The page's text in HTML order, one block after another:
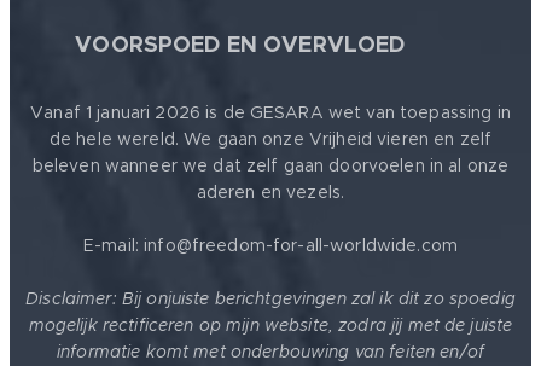
VOORSPOED EN OVERVLOED
Vanaf 1 januari 2026 is de GESARA wet van toepassing in
de hele wereld. We gaan onze Vrijheid vieren en zelf
beleven wanneer we dat zelf gaan doorvoelen in al onze
aderen en vezels.
E-mail: info@freedom-for-all-worldwide.com
Disclaimer: Bij onjuiste berichtgevingen zal ik dit zo spoedig
mogelijk rectificeren op mijn website, zodra jij met de juiste
informatie komt met onderbouwing van feiten en/of